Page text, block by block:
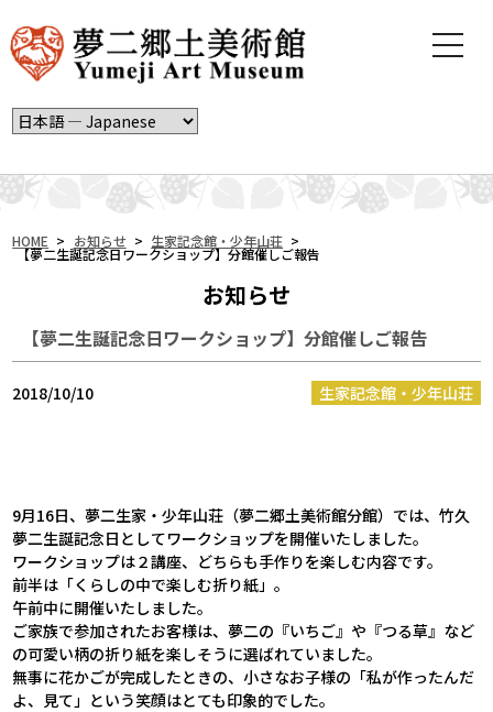
t
n
HOME > お知らせ > 生家記念館・少年山荘 >
【夢二生誕記念日ワークショップ】分館催しご報告
お知らせ
【夢二生誕記念日ワークショップ】分館催しご報告
2018/10/10 生家記念館・少年山荘
9月16日、夢二生家・少年山荘（夢二郷土美術館分館）では、竹久
夢二生誕記念日としてワークショップを開催いたしました。
ワークショップは２講座、どちらも手作りを楽しむ内容です。
前半は「くらしの中で楽しむ折り紙」。
午前中に開催いたしました。
ご家族で参加されたお客様は、夢二の『いちご』や『つる草』など
の可愛い柄の折り紙を楽しそうに選ばれていました。
無事に花かごが完成したときの、小さなお子様の「私が作ったんだ
よ、見て」という笑顔はとても印象的でした。